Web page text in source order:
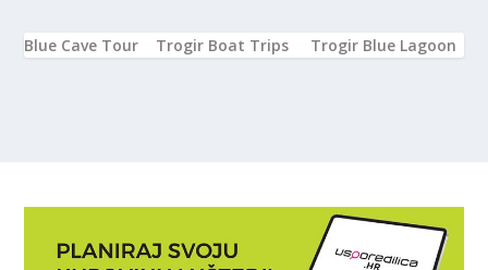
Blue Cave Tour Trogir Boat Trips Trogir Blue Lagoon